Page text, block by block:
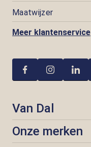
Maatwijzer
Meer klantenservice
Van Dal
Onze merken